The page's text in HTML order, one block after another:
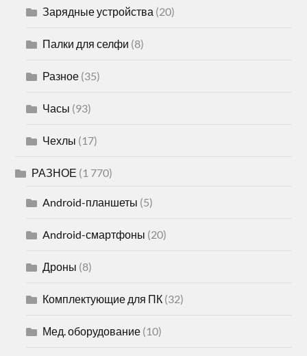
Зарядные устройства (20)
Палки для селфи (8)
Разное (35)
Часы (93)
Чехлы (17)
РАЗНОЕ (1 770)
Android-планшеты (5)
Android-смартфоны (20)
Дроны (8)
Комплектующие для ПК (32)
Мед. оборудование (10)